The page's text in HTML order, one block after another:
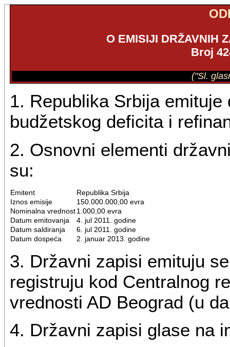
O EMISIJI DRŽAVNIH
Broj
("Sl.
1. Republika Srbija
budžetskog deficita i
2. Osnovni elementi
su:
Emitent
Republika Srbija
Iznos emisije
150.000.000,00 evra
Nominalna vrednost 1.000,00 evra
Datum emitovanja
4. jul 2011. godine
Datum saldiranja
6. jul 2011. godine
Datum dospeća
2. januar 2013. godine
3. Državni zapisi emituju
registruju kod Centralnog
vrednosti AD Beograd (u
4. Državni zapisi glase na